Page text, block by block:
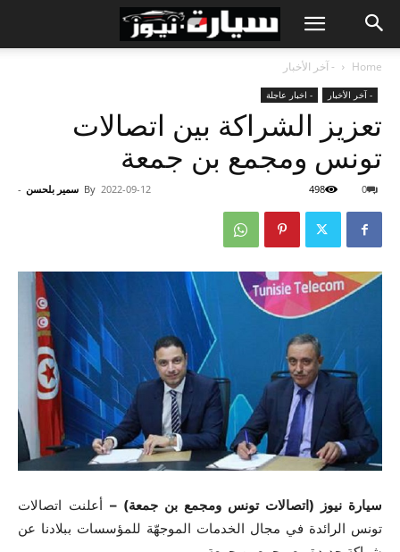
Home - آخر الأخبار
- آخر الأخبار - اخبار عاجلة
تعزيز الشراكة بين اتصالات
تونس ومجمع بن جمعة
By سمير بلحسن - 2022-09-12 0
498
سيارة نيوز (اتصالات تونس ومجمع بن جمعة) – أعلنت اتصالات
تونس الرائدة في مجال الخدمات الموجهّة للمؤسسات ببلادنا عن